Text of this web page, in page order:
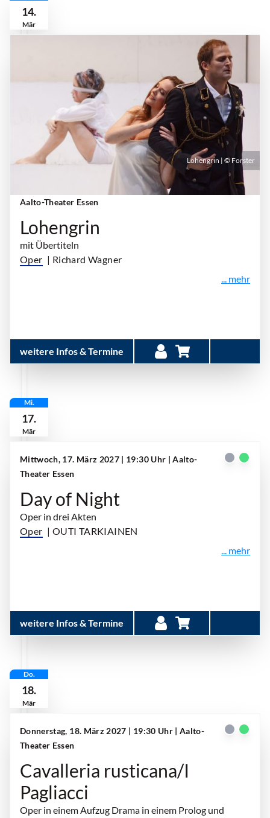
14.
Mär
Sonntag, 14. März 2027 | 18:00 Uhr - 22:30 Uhr
Aalto-Theater Essen
Lohengrin
mit Übertiteln
Oper | Richard Wagner
... mehr
weitere Infos & Termine
Lohengrin | © Forster
Mi.
17.
Mär
Mittwoch, 17. März 2027 | 19:30 Uhr | Aalto-
Theater Essen
Day of Night
Oper in drei Akten
Oper | OUTI TARKIAINEN
... mehr
weitere Infos & Termine
Do.
18.
Mär
Donnerstag, 18. März 2027 | 19:30 Uhr | Aalto-
Theater Essen
Cavalleria rusticana/I
Pagliacci
Oper in einem Aufzug Drama in einem Prolog und